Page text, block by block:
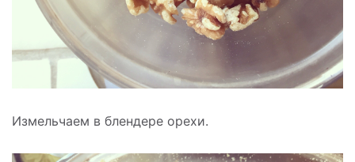
Измельчаем в блендере орехи.